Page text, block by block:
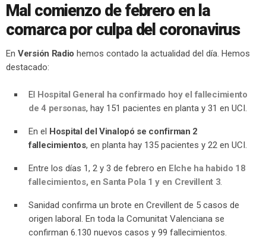
Mal comienzo de febrero en la
comarca por culpa del coronavirus
En Versión Radio hemos contado la actualidad del día. Hemos
destacado:
El Hospital General ha confirmado hoy el fallecimiento
de 4 personas, hay 151 pacientes en planta y 31 en UCI.
En el Hospital del Vinalopó se confirman 2
fallecimientos, en planta hay 135 pacientes y 22 en UCI.
Entre los días 1, 2 y 3 de febrero en Elche ha habido 18
fallecimientos, en Santa Pola 1 y en Crevillent 3.
Sanidad confirma un brote en Crevillent de 5 casos de
origen laboral. En toda la Comunitat Valenciana se
confirman 6.130 nuevos casos y 99 fallecimientos.